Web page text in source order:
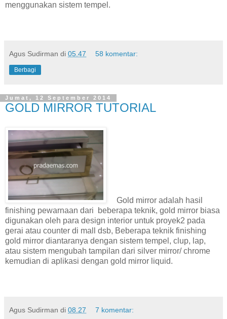
menggunakan sistem tempel.
Agus Sudirman di 05.47 58 komentar:
Berbagi
Jumat, 12 September 2014
GOLD MIRROR TUTORIAL
Gold mirror adalah hasil
finishing pewarnaan dari beberapa teknik, gold mirror biasa
digunakan oleh para design interior untuk proyek2 pada
gerai atau counter di mall dsb, Beberapa teknik finishing
gold mirror diantaranya dengan sistem tempel, clup, lap,
atau sistem mengubah tampilan dari silver mirror/ chrome
kemudian di aplikasi dengan gold mirror liquid.
Agus Sudirman di 08.27 7 komentar: